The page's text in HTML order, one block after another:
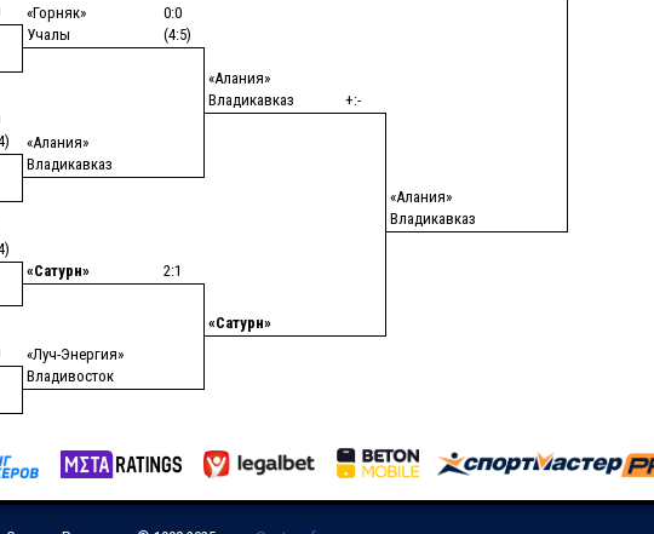
«Алания»
Владикавказ
«Алания»
Владикавказ
+:-
«Горняк»
Учалы
0:0
(4:5)
«Алания»
Владикавказ
«Сатурн»
«Сатурн» 2:1
«Луч-Энергия»
Владивосток